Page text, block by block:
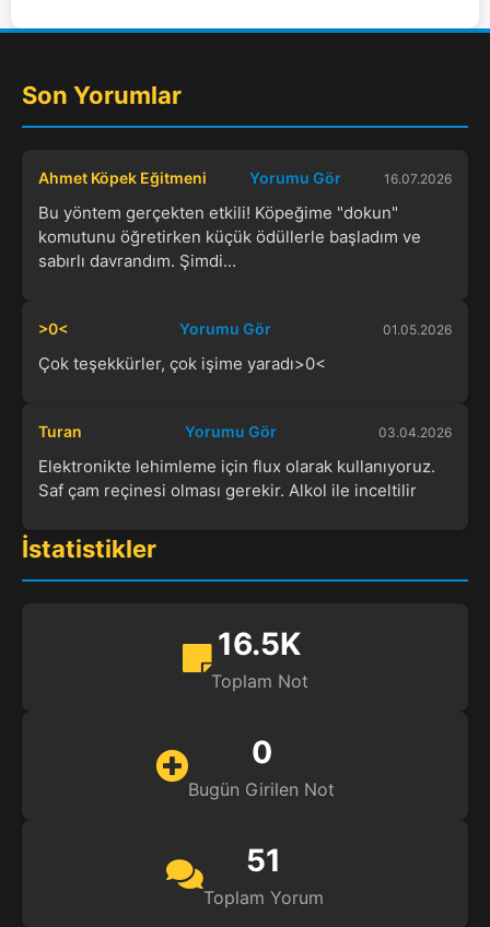
Son Yorumlar
Ahmet Köpek Eğitmeni Yorumu Gör 16.07.2026
Bu yöntem gerçekten etkili! Köpeğime "dokun"
komutunu öğretirken küçük ödüllerle başladım ve
sabırlı davrandım. Şimdi...
>0< Yorumu Gör 01.05.2026
Çok teşekkürler, çok işime yaradı>0<
Turan Yorumu Gör 03.04.2026
Elektronikte lehimleme için flux olarak kullanıyoruz.
Saf çam reçinesi olması gerekir. Alkol ile inceltilir
İstatistikler
16.5K
Toplam Not
0
Bugün Girilen Not
51
Toplam Yorum